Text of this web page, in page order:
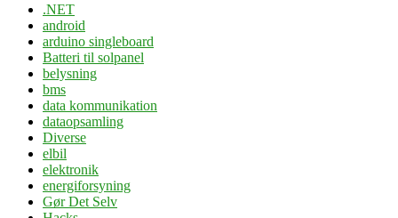
.NET
android
arduino singleboard
Batteri til solpanel
belysning
bms
data kommunikation
dataopsamling
Diverse
elbil
elektronik
energiforsyning
Gør Det Selv